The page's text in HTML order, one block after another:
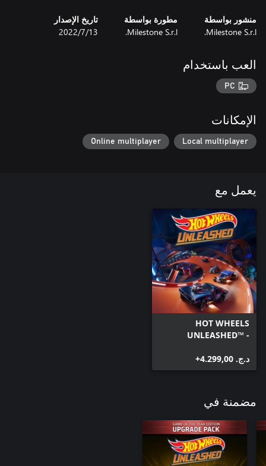
منشور بواسطة
Milestone S.r.l.
مطورة بواسطة
Milestone S.r.l.
تاريخ الإصدار
13‏/7‏/2022
العب باستخدام
PC
الإمكانات
Local multiplayer
Online multiplayer
يعمل مع
HOT WHEELS
UNLEASHED™ -
د.ج.‏ 4.299,00+
مضمنة في